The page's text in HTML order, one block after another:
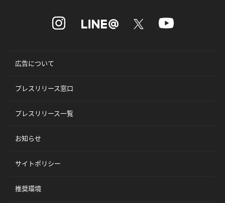
広告について
プレスリリース窓口
プレスリリース一覧
お知らせ
サイトポリシー
推奨環境